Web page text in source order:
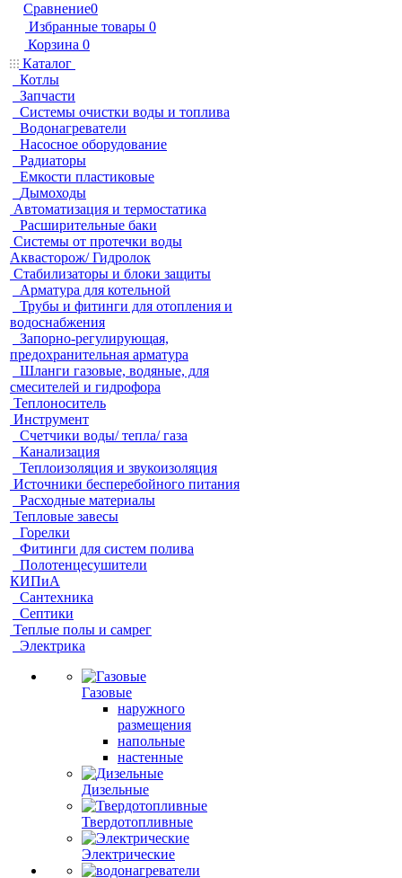
Сравнение0
Избранные товары 0
Корзина 0
Каталог
Котлы
Запчасти
Системы очистки воды и топлива
Водонагреватели
Насосное оборудование
Радиаторы
Емкости пластиковые
Дымоходы
Автоматизация и термостатика
Расширительные баки
Системы от протечки воды
Аквасторож/ Гидролок
Стабилизаторы и блоки защиты
Арматура для котельной
Трубы и фитинги для отопления и
водоснабжения
Запорно-регулирующая,
предохранительная арматура
Шланги газовые, водяные, для
смесителей и гидрофора
Теплоноситель
Инструмент
Счетчики воды/ тепла/ газа
Канализация
Теплоизоляция и звукоизоляция
Источники бесперебойного питания
Расходные материалы
Тепловые завесы
Горелки
Фитинги для систем полива
Полотенцесушители
КИПиА
Сантехника
Септики
Теплые полы и самрег
Электрика
Газовые
наружного
размещения
напольные
настенные
Дизельные
Твердотопливные
Электрические